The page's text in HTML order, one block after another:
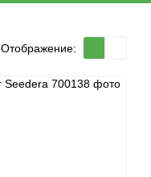
Отображение: